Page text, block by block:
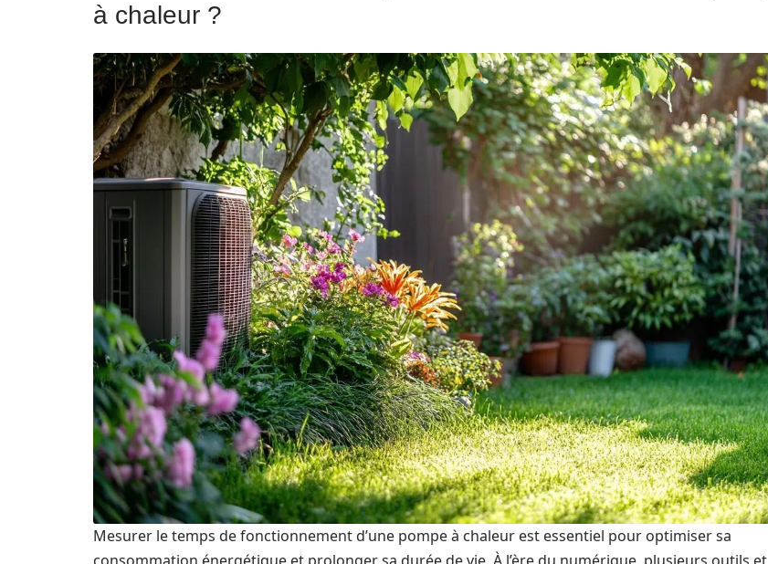
à chaleur ?
Mesurer le temps de fonctionnement d’une pompe à chaleur est essentiel pour optimiser sa